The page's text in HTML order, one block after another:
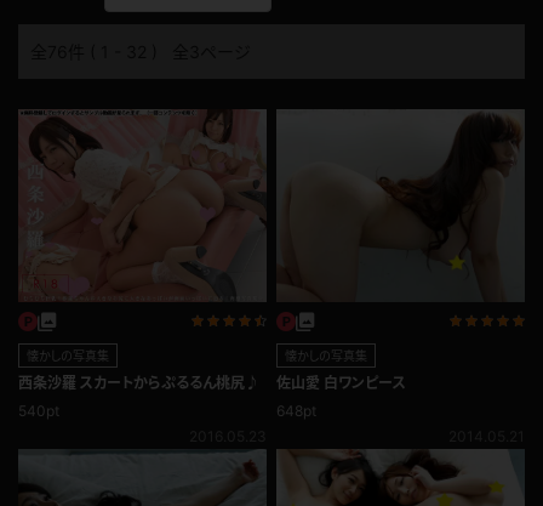
懐かしの写真集
西条沙羅 スカートからぷるるん桃尻♪
540pt
懐かしの写真集
佐山愛 白ワンピース
648pt